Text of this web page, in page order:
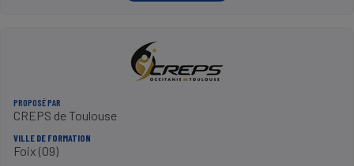
PROPOSÉ PAR
CREPS de Toulouse
VILLE DE FORMATION
Foix (09)